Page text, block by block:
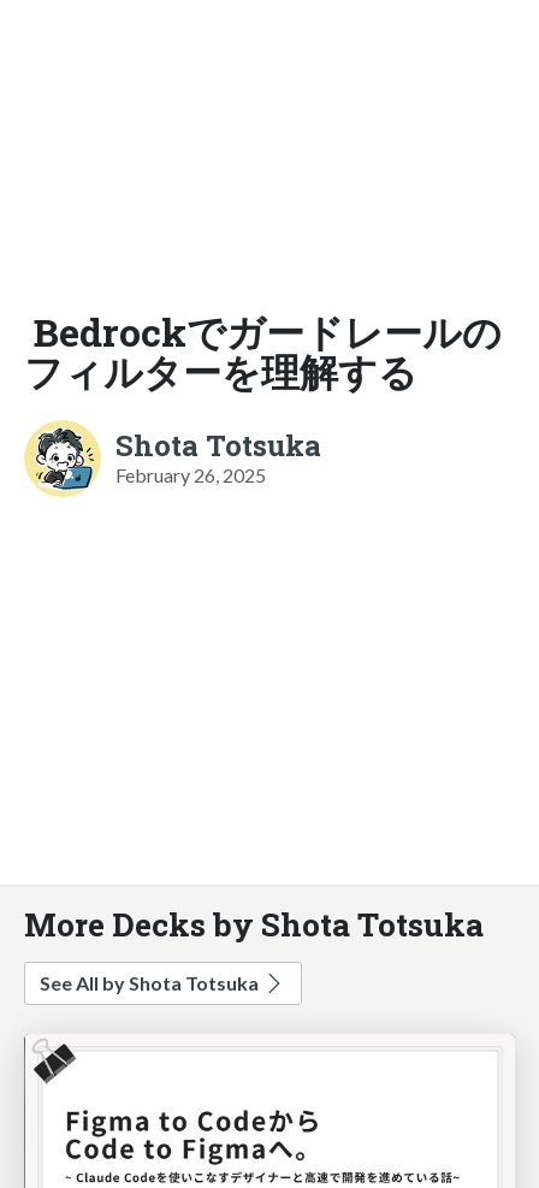
Bedrockでガードレールの
フィルターを理解する
Shota Totsuka
February 26, 2025
More Decks by Shota Totsuka
See All by Shota Totsuka